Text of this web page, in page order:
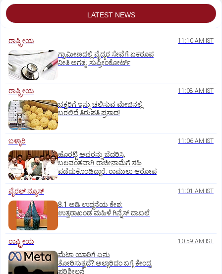
LATEST NEWS
ರಾಷ್ಟ್ರೀಯ 11:10 AM IST
ಗ್ರಾಮೀಣದಲ್ಲಿ ವೈದ್ಯರ ಸೇವೆಗೆ ಏಕರೂಪ
ನೀತಿ ಅಗತ್ಯ: ಸುಪ್ರೀಂಕೋರ್ಟ್‌
ರಾಷ್ಟ್ರೀಯ 11:08 AM IST
ಭಕ್ತರಿಗೆ ಇನ್ನು ಚಲಿಸುವ ಮೇಜಿನಲ್ಲಿ
ಬರಲಿದೆ ತಿರುಪತಿ ಪ್ರಸಾದ!
ಬಳ್ಳಾರಿ 11:06 AM IST
ಹೊರಟ್ಟಿ ಅವರನ್ನು ಬೆದರಿಸಿ,
ಬಲವಂತವಾಗಿ ರಾಜೀನಾಮೆಗೆ ಸಹಿ
ಪಡೆದುಕೊಂಡಿದ್ದಾರೆ: ರಾಮುಲು ಆರೋಪ
ವೈರಲ್ ನ್ಯೂಸ್ 11:01 AM IST
8.1 ಅಡಿ ಉದ್ದನೆಯ ಕೇಶ:
ಉತ್ತರಾಖಂಡ ಮಹಿಳೆ ಗಿನ್ನೆಸ್‌ ದಾಖಲೆ
ರಾಷ್ಟ್ರೀಯ 10:59 AM IST
ಮೆಟಾ ಯಾರಿಗೆ ಏನು
ತೋರಿಸುತ್ತದೆ?:ಅಲ್ಗಾರಿದಂ ಬಗ್ಗೆ ಕೇಂದ್ರ
ಪರಿಶೀಲನೆ